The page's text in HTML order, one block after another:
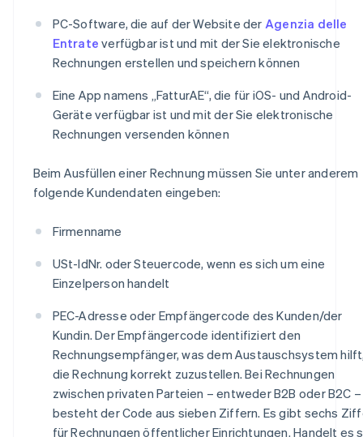
PC-Software, die auf der Website der Agenzia delle
Entrate verfügbar ist und mit der Sie elektronische
Rechnungen erstellen und speichern können
Eine App namens „FatturAE“, die für iOS- und Android-
Geräte verfügbar ist und mit der Sie elektronische
Rechnungen versenden können
Beim Ausfüllen einer Rechnung müssen Sie unter anderem
folgende Kundendaten eingeben:
Firmenname
USt-IdNr. oder Steuercode, wenn es sich um eine
Einzelperson handelt
PEC-Adresse oder Empfängercode des Kunden/der
Kundin. Der Empfängercode identifiziert den
Rechnungsempfänger, was dem Austauschsystem
die Rechnung korrekt zuzustellen. Bei Rechnungen
zwischen privaten Parteien – entweder B2B oder B2C –
besteht der Code aus sieben Ziffern. Es gibt sechs
für Rechnungen öffentlicher Einrichtungen. Handelt es